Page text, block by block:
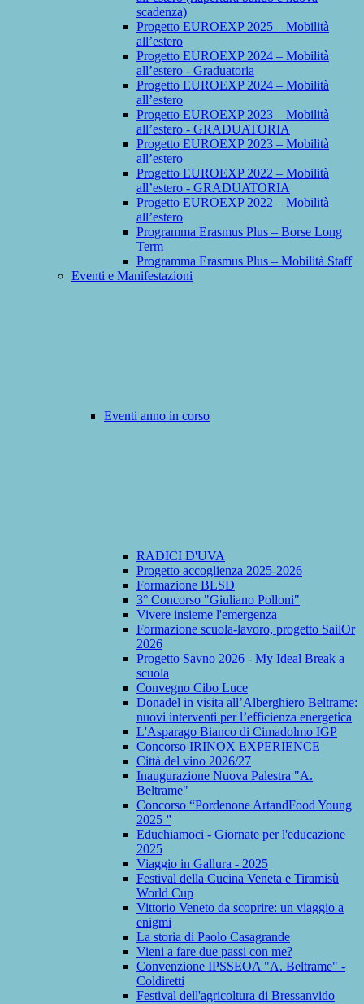
scadenza)
Progetto EUROEXP 2025 – Mobilità
all’estero
Progetto EUROEXP 2024 – Mobilità
all’estero - Graduatoria
Progetto EUROEXP 2024 – Mobilità
all’estero
Progetto EUROEXP 2023 – Mobilità
all’estero - GRADUATORIA
Progetto EUROEXP 2023 – Mobilità
all’estero
Progetto EUROEXP 2022 – Mobilità
all’estero - GRADUATORIA
Progetto EUROEXP 2022 – Mobilità
all’estero
Programma Erasmus Plus – Borse Long
Term
Programma Erasmus Plus – Mobilità Staff
Eventi e Manifestazioni
Eventi anno in corso
RADICI D'UVA
Progetto accoglienza 2025-2026
Formazione BLSD
3° Concorso "Giuliano Polloni"
Vivere insieme l'emergenza
Formazione scuola-lavoro, progetto SailOr
2026
Progetto Savno 2026 - My Ideal Break a
scuola
Convegno Cibo Luce
Donadel in visita all’Alberghiero Beltrame:
nuovi interventi per l’efficienza energetica
L'Asparago Bianco di Cimadolmo IGP
Concorso IRINOX EXPERIENCE
Città del vino 2026/27
Inaugurazione Nuova Palestra "A.
Beltrame"
Concorso “Pordenone ArtandFood Young
2025 ”
Educhiamoci - Giornate per l'educazione
2025
Viaggio in Gallura - 2025
Festival della Cucina Veneta e Tiramisù
World Cup
Vittorio Veneto da scoprire: un viaggio a
enigmi
La storia di Paolo Casagrande
Vieni a fare due passi con me?
Convenzione IPSSEOA "A. Beltrame" -
Coldiretti
Festival dell'agricoltura di Bressanvido